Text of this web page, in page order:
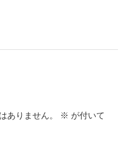
ありません。 ※ が付いて